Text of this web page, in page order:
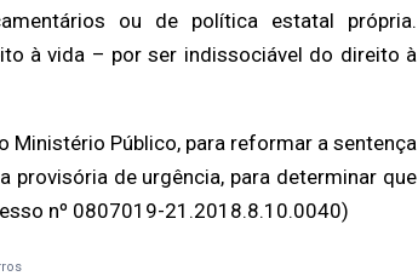
ou de política estatal própria.
à vida – por ser indissociável do direito à
Ministério Público, para reformar a sentença
provisória de urgência, para determinar que
nº 0807019-21.2018.8.10.0040)